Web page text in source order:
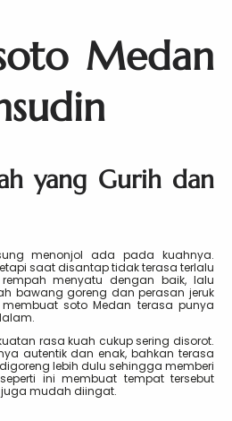
Medan
yang Gurih dan
menonjol ada pada kuahnya.
saat disantap tidak terasa terlalu
menyatu dengan baik, lalu
bawang goreng dan perasan jeruk
soto Medan terasa punya
rasa kuah cukup sering disorot.
autentik dan enak, bahkan terasa
lebih dulu sehingga memberi
ini membuat tempat tersebut
juga mudah diingat.